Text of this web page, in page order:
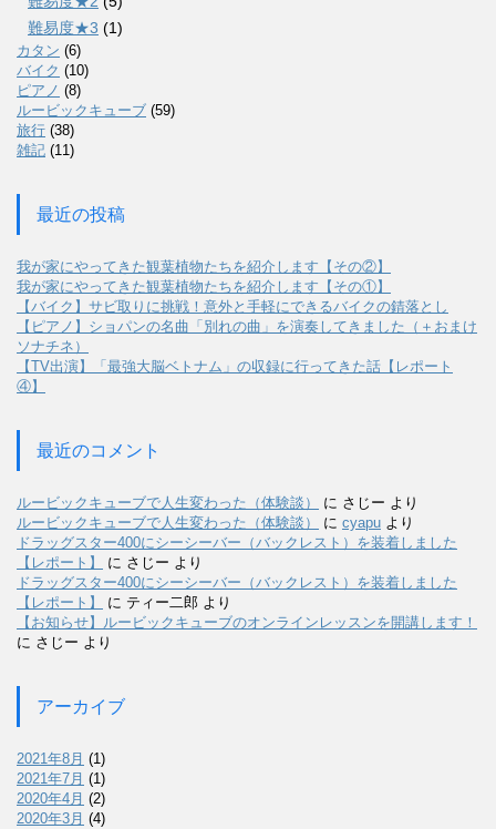
難易度★3 (1)
カタン (6)
バイク (10)
ピアノ (8)
ルービックキューブ (59)
旅行 (38)
雑記 (11)
最近の投稿
我が家にやってきた観葉植物たちを紹介します【その②】
我が家にやってきた観葉植物たちを紹介します【その①】
【バイク】サビ取りに挑戦！意外と手軽にできるバイクの錆落とし
【ピアノ】ショパンの名曲「別れの曲」を演奏してきました（＋おまけ
ソナチネ）
【TV出演】「最強大脳ベトナム」の収録に行ってきた話【レポート
④】
最近のコメント
ルービックキューブで人生変わった（体験談） に さじー より
ルービックキューブで人生変わった（体験談）
に cyapu より
ドラッグスター400にシーシーバー（バックレスト）を装着しました
【レポート】
に さじー より
ドラッグスター400にシーシーバー（バックレスト）を装着しました
【レポート】
に ティー二郎 より
【お知らせ】ルービックキューブのオンラインレッスンを開講します！
に さじー より
アーカイブ
2021年8月 (1)
2021年7月 (1)
2020年4月 (2)
2020年3月 (4)